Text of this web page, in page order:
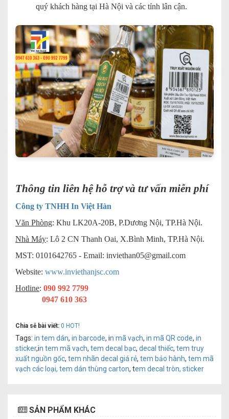
quý khách hàng tại Hà Nội và các tỉnh lân cận.
Thông tin liên hệ hỗ trợ và tư vấn miễn phí
Công ty TNHH In Việt Hàn
Văn Phòng: Khu LK20A-20B, P.Dương Nội, TP.Hà Nội.
Nhà Máy: Lô 2 CN Thanh Oai, X.Bình Minh, TP.Hà Nội.
MST: 0101642765 - Email: inviethan05@gmail.com
Website: www.inviethanjsc.com
Hotline: 090 992 7799
0947 610 363
Chia sẻ bài viết: 0 HOT!
Tags: in tem dán, in barcode, in mã vạch, in mã QR code, in
sticker,in tem mã vạch, tem decal bạc, decal thiếc, tem truy
xuất nguồn gốc, tem nhãn decal giá rẻ, tem bảo hành, tem mã
vạch các loại, tem dán thùng carton, tem decal tròn, sticker
SẢN PHẨM KHÁC